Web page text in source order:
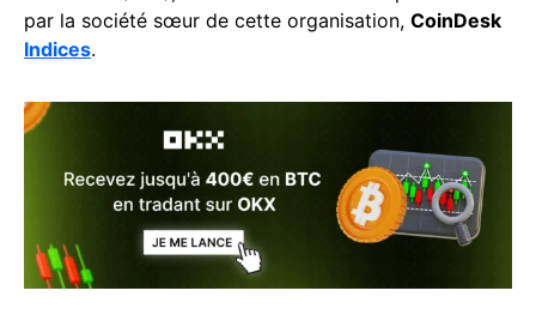
par la société sœur de cette organisation, CoinDesk
Indices.